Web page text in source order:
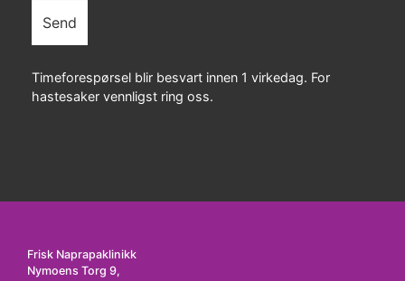
Timeforespørsel blir besvart innen 1 virkedag. For
hastesaker vennligst ring oss.
Frisk Naprapaklinikk
Nymoens Torg 9,